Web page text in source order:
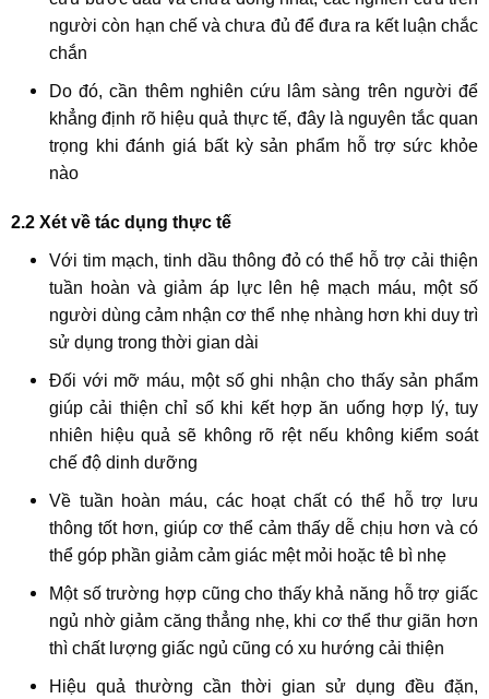
người còn hạn chế và chưa đủ để đưa ra kết luận chắc
chắn
Do đó, cần thêm nghiên cứu lâm sàng trên người để
khẳng định rõ hiệu quả thực tế, đây là nguyên tắc quan
trọng khi đánh giá bất kỳ sản phẩm hỗ trợ sức khỏe
nào
2.2 Xét về tác dụng thực tế
Với tim mạch, tinh dầu thông đỏ có thể hỗ trợ cải thiện
tuần hoàn và giảm áp lực lên hệ mạch máu, một số
người dùng cảm nhận cơ thể nhẹ nhàng hơn khi duy trì
sử dụng trong thời gian dài
Đối với mỡ máu, một số ghi nhận cho thấy sản phẩm
giúp cải thiện chỉ số khi kết hợp ăn uống hợp lý, tuy
nhiên hiệu quả sẽ không rõ rệt nếu không kiểm soát
chế độ dinh dưỡng
Về tuần hoàn máu, các hoạt chất có thể hỗ trợ lưu
thông tốt hơn, giúp cơ thể cảm thấy dễ chịu hơn và có
thể góp phần giảm cảm giác mệt mỏi hoặc tê bì nhẹ
Một số trường hợp cũng cho thấy khả năng hỗ trợ giấc
ngủ nhờ giảm căng thẳng nhẹ, khi cơ thể thư giãn hơn
thì chất lượng giấc ngủ cũng có xu hướng cải thiện
Hiệu quả thường cần thời gian sử dụng đều đặn,